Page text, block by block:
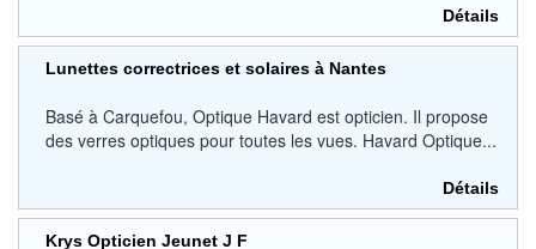
Détails
Lunettes correctrices et solaires à Nantes
Basé à Carquefou, Optique Havard est opticien. Il propose
des verres optiques pour toutes les vues. Havard Optique...
Détails
Krys Opticien Jeunet J F